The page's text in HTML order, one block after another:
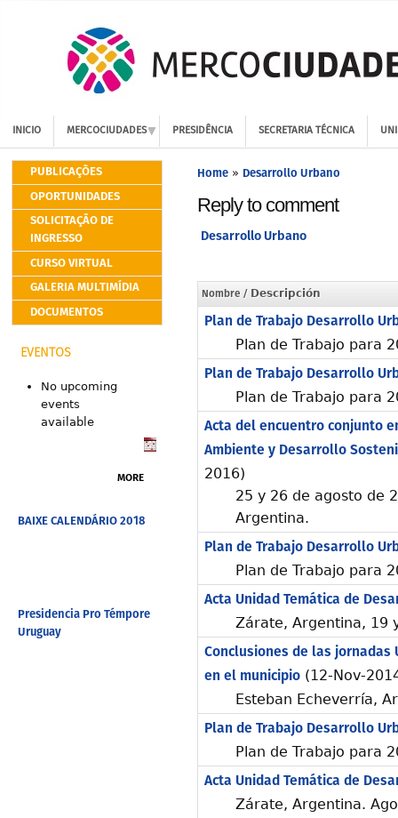
INICIO MERCOCIUDADES PRESIDÊNCIA SECRETARIA TÉCNICA
PUBLICAÇÕES
OPORTUNIDADES
SOLICITAÇÃO DE
INGRESSO
CURSO VIRTUAL
GALERIA MULTIMÍDIA
DOCUMENTOS
EVENTOS
No upcoming
events
available
MORE
BAIXE CALENDÁRIO 2018
Presidencia Pro Témpore
Uruguay
Home » Desarrollo Urbano
Reply to comment
Desarrollo Urbano
Nombre / Descripción
Plan de Trabajo Desarrollo
Plan de Trabajo para
Plan de Trabajo Desarrollo
Plan de Trabajo para
Acta del encuentro conjunto
Ambiente y Desarrollo
2016)
25 y 26 de agosto de
Argentina.
Plan de Trabajo Desarrollo
Plan de Trabajo para
Acta Unidad Temática de
Zárate, Argentina, 19
Conclusiones de las
en el municipio(12-Nov-
Esteban Echeverría,
Plan de Trabajo Desarrollo
Plan de Trabajo para
Acta Unidad Temática de
Zárate, Argentina.